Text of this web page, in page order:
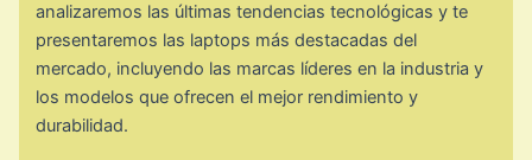
analizaremos las últimas tendencias tecnológicas y te
presentaremos las laptops más destacadas del
mercado, incluyendo las marcas líderes en la industria y
los modelos que ofrecen el mejor rendimiento y
durabilidad.